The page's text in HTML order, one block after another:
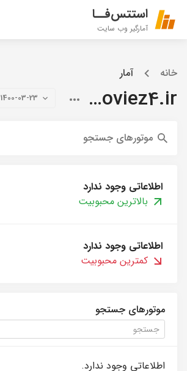
استتس‌فــا
آمارگیر وب سایت
خانه آمار
citymoviez4.ir 1400-03-23 الی 25-02-1405
موتورهای جستجو
اطلاعاتی وجود ندارد
بالاترین محبوبیت
اطلاعاتی وجود ندارد
کمترین محبوبیت
موتورهای جستجو
اطلاعاتی وجود ندارد.